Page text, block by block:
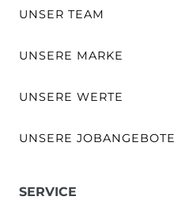
UNSER TEAM
UNSERE MARKE
UNSERE WERTE
UNSERE JOBANGEBOTE
SERVICE